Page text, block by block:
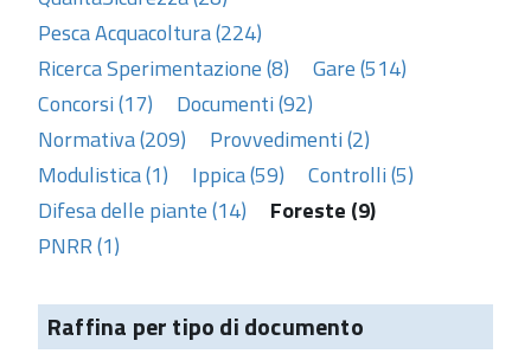
Pesca Acquacoltura (224)
Ricerca Sperimentazione (8)
Gare (514)
Concorsi (17)
Documenti (92)
Normativa (209)
Provvedimenti (2)
Modulistica (1)
Ippica (59)
Controlli (5)
Difesa delle piante (14)
Foreste (9)
PNRR (1)
Raffina per tipo di documento